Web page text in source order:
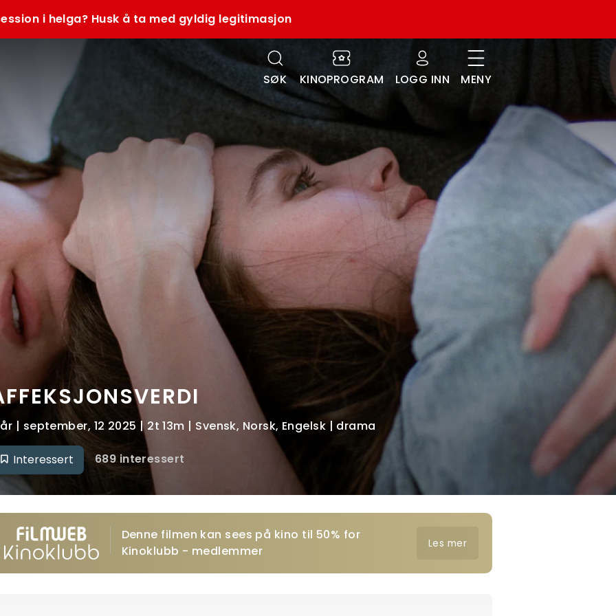
i helga? Husk å ta med gyldig legitimasjon
SØK KINOPROGRAM LOGG INN MENY
| september, 12 2025 | 2t 13m | Svensk, Norsk, Engelsk | drama
Interessert 689 interessert
Denne filmen kan sees på kino til 50% for
Kinoklubb - medlemmer
Les mer